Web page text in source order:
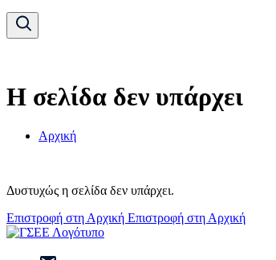
Η σελίδα δεν υπάρχει
Αρχική
Δυστυχώς η σελίδα δεν υπάρχει.
Επιστροφή στη Αρχική Επιστροφή στη Αρχική